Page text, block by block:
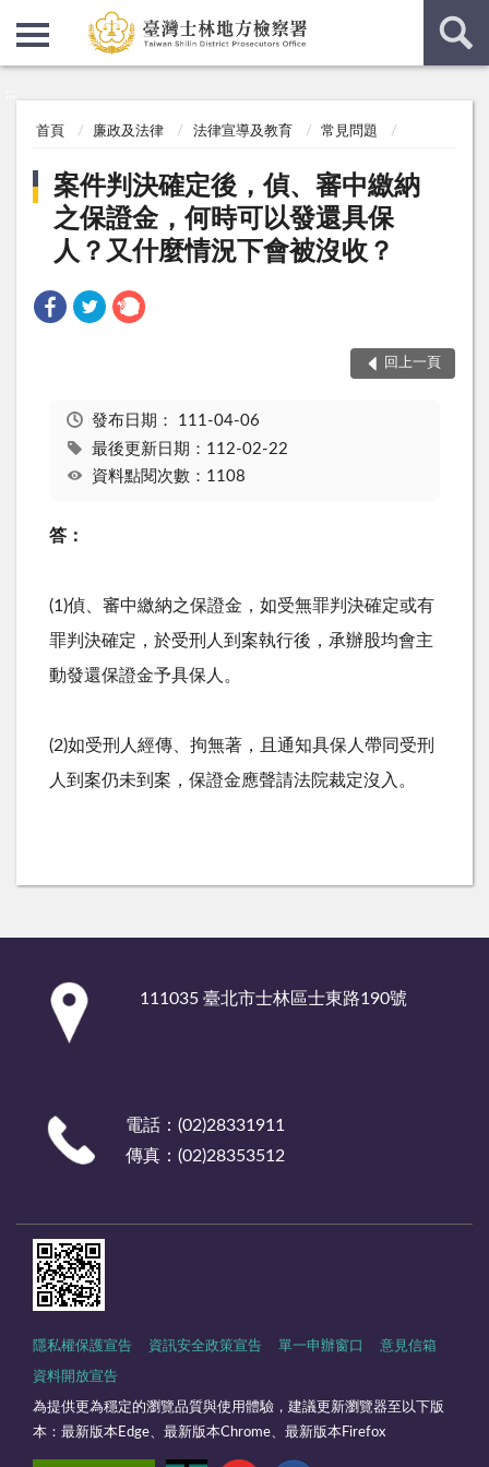
首頁 廉政及法律 法律宣導及教育 常見問題
案件判決確定後，偵、審中繳納
之保證金，何時可以發還具保
人？又什麼情況下會被沒收？
回上一頁
發布日期： 111-04-06
最後更新日期：112-02-22
資料點閱次數：1108
答：
(1)偵、審中繳納之保證金，如受無罪判決確定或有
罪判決確定，於受刑人到案執行後，承辦股均會主
動發還保證金予具保人。
(2)如受刑人經傳、拘無著，且通知具保人帶同受刑
人到案仍未到案，保證金應聲請法院裁定沒入。
111035 臺北市士林區士東路190號
電話：(02)28331911
傳真：(02)28353512
隱私權保護宣告 資訊安全政策宣告 單一申辦窗口 意見信箱
資料開放宣告
為提供更為穩定的瀏覽品質與使用體驗，建議更新瀏覽器至以下版
本：最新版本Edge、最新版本Chrome、最新版本Firefox